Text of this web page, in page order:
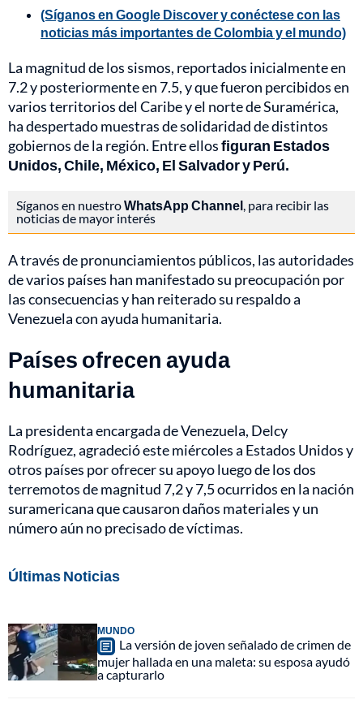
(Síganos en Google Discover y conéctese con las
noticias más importantes de Colombia y el mundo)
La magnitud de los sismos, reportados inicialmente en
7.2 y posteriormente en 7.5, y que fueron percibidos en
varios territorios del Caribe y el norte de Suramérica,
ha despertado muestras de solidaridad de distintos
gobiernos de la región. Entre ellosfiguran Estados
Unidos, Chile, México, El Salvador y Perú.
Síganos en nuestroWhatsApp Channel, para recibir las
noticias de mayor interés
A través de pronunciamientos públicos, las autoridades
de varios países han manifestado su preocupación por
las consecuencias y han reiterado su respaldo a
Venezuela con ayuda humanitaria.
Países ofrecen ayuda
humanitaria
La presidenta encargada de Venezuela, Delcy
Rodríguez, agradeció este miércoles a Estados Unidos y
otros países por ofrecer su apoyo luego de los dos
terremotos de magnitud 7,2 y 7,5 ocurridos en la nación
suramericana que causaron daños materiales y un
número aún no precisado de víctimas.
Últimas Noticias
MUNDO
La versión de joven señalado de crimen de
mujer hallada en una maleta: su esposa ayudó
a capturarlo